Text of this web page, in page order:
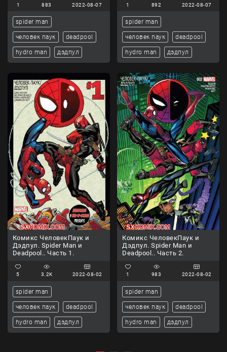
1 883 2022-08-07
spider man
человек паук deadpool
hydro man дэдпул
1 892 2022-08-07
spider man
человек паук deadpool
hydro man дэдпул
Комикс ЧеловекПаук и
Дэдпул. Spider Man и
Deadpool.. Часть 1.
5 3.2K 2022-08-02
spider man
человек паук deadpool
hydro man дэдпул
Комикс ЧеловекПаук и
Дэдпул. Spider Man и
Deadpool.. Часть 2.
1 983 2022-08-02
spider man
человек паук deadpool
hydro man дэдпул